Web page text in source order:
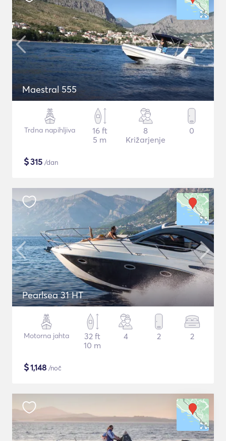
Maestral 555
Trdna napihljiva
16 ft
5 m
8
Križarjenje
0
$315 /dan
Pearlsea 31 HT
Motorna jahta
32 ft
10 m
4 2 2
$1,148 /noč